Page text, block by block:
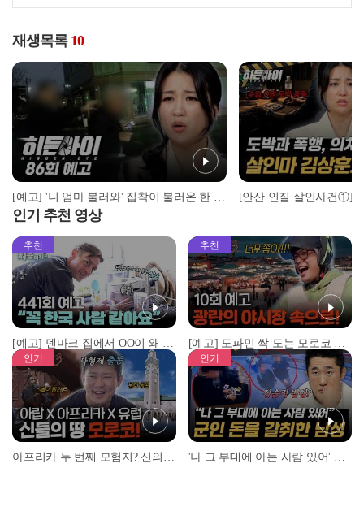
재생목록 10
[예고] '니 엄마 불러와' 집착이 불러온 한 가족의 비극
인기 추천 영상
추천
[예고] 덴마크 집에서 OO이 왜 나와...? 이상할 정도로 한국을 사랑하는 우리 형을 제보합니다!
추천
[예고] 도파민 싹 도는 모로코 야시장 투어!
인기 인기